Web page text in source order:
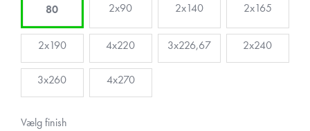
80
2x90 2x140 2x165
2x190 4x220 3x226,67 2x240
3x260 4x270
Vælg finish